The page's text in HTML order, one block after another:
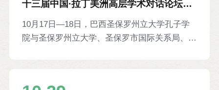
家、各界代表等近150人参加。缅因州WABI5电
视台对会议进行报道。
十三届中国·拉丁美洲高层学术对话论坛等
10月17日—18日，巴西圣保罗州立大学孔子学
院与圣保罗州立大学、圣保罗市国际关系局、中